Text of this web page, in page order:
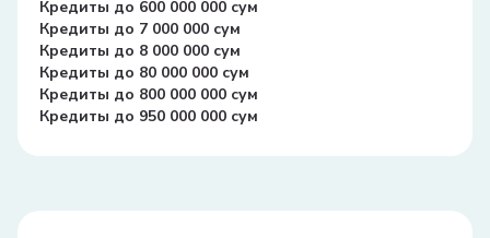
Кредиты до 600 000 000 сум
Кредиты до 7 000 000 сум
Кредиты до 8 000 000 сум
Кредиты до 80 000 000 сум
Кредиты до 800 000 000 сум
Кредиты до 950 000 000 сум